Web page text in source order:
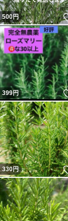
500円
399円
330円